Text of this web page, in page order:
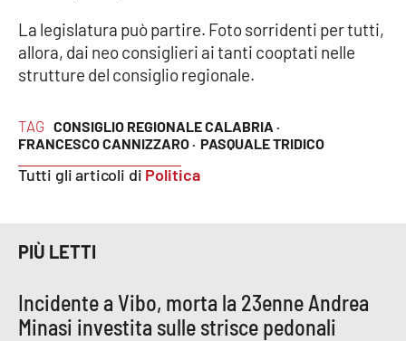
TAG CONSIGLIO REGIONALE CALABRIA ·
FRANCESCO CANNIZZARO · PASQUALE TRIDICO
Tutti gli articoli di Politica
La legislatura può partire. Foto sorridenti per tutti,
allora, dai neo consiglieri ai tanti cooptati nelle
strutture del consiglio regionale.
PIÙ LETTI
Incidente a Vibo, morta la 23enne Andrea
Minasi investita sulle strisce pedonali